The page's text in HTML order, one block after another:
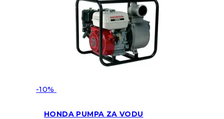
-10%
HONDA PUMPA ZA VODU